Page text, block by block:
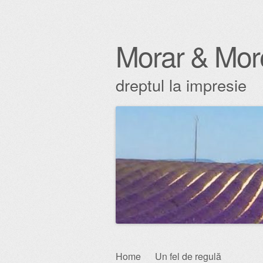
Morar &
dreptul la impresie
Skip
Home Un fel de regulă